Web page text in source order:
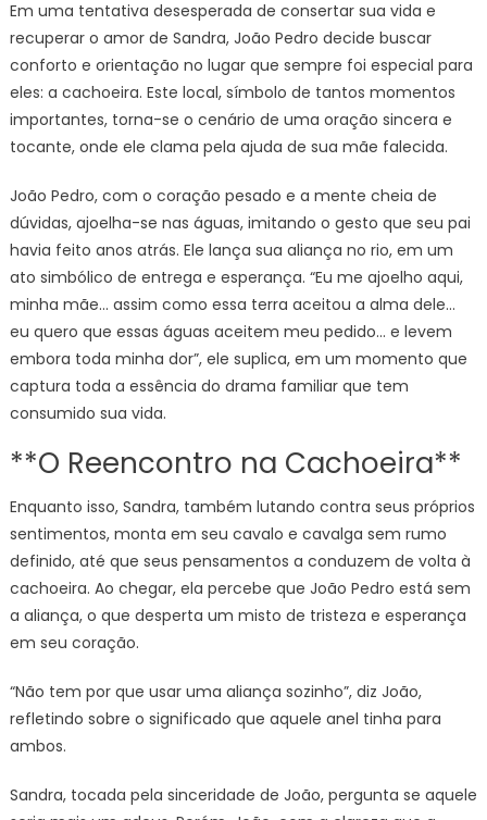
Em uma tentativa desesperada de consertar sua vida e
recuperar o amor de Sandra, João Pedro decide buscar
conforto e orientação no lugar que sempre foi especial para
eles: a cachoeira. Este local, símbolo de tantos momentos
importantes, torna-se o cenário de uma oração sincera e
tocante, onde ele clama pela ajuda de sua mãe falecida.
João Pedro, com o coração pesado e a mente cheia de
dúvidas, ajoelha-se nas águas, imitando o gesto que seu pai
havia feito anos atrás. Ele lança sua aliança no rio, em um
ato simbólico de entrega e esperança. “Eu me ajoelho aqui,
minha mãe… assim como essa terra aceitou a alma dele…
eu quero que essas águas aceitem meu pedido… e levem
embora toda minha dor”, ele suplica, em um momento que
captura toda a essência do drama familiar que tem
consumido sua vida.
**O Reencontro na Cachoeira**
Enquanto isso, Sandra, também lutando contra seus próprios
sentimentos, monta em seu cavalo e cavalga sem rumo
definido, até que seus pensamentos a conduzem de volta à
cachoeira. Ao chegar, ela percebe que João Pedro está sem
a aliança, o que desperta um misto de tristeza e esperança
em seu coração.
“Não tem por que usar uma aliança sozinho”, diz João,
refletindo sobre o significado que aquele anel tinha para
ambos.
Sandra, tocada pela sinceridade de João, pergunta se aquele